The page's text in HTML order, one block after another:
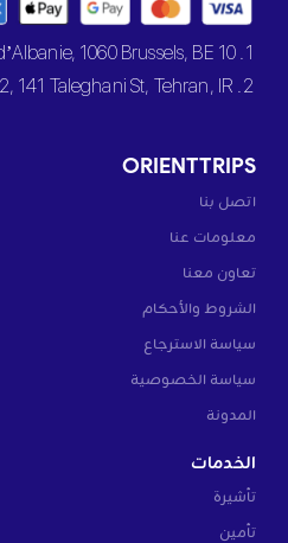
1. 10 Rue d’Albanie, 1060 Brussels, BE
2. L2, 141 Taleghani St, Tehran, IR
ORIENTTRIPS
اتصل بنا
معلومات عنا
تعاون معنا
الشروط والأحكام
سياسة الاسترجاع
سياسة الخصوصية
المدونة
الخدمات
تأشيرة
تأمين